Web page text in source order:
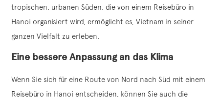
tropischen, urbanen Süden, die von einem Reisebüro in
Hanoi organisiert wird, ermöglicht es, Vietnam in seiner
ganzen Vielfalt zu erleben.
Eine bessere Anpassung an das Klima
Wenn Sie sich für eine Route von Nord nach Süd mit einem
Reisebüro in Hanoi entscheiden, können Sie auch die